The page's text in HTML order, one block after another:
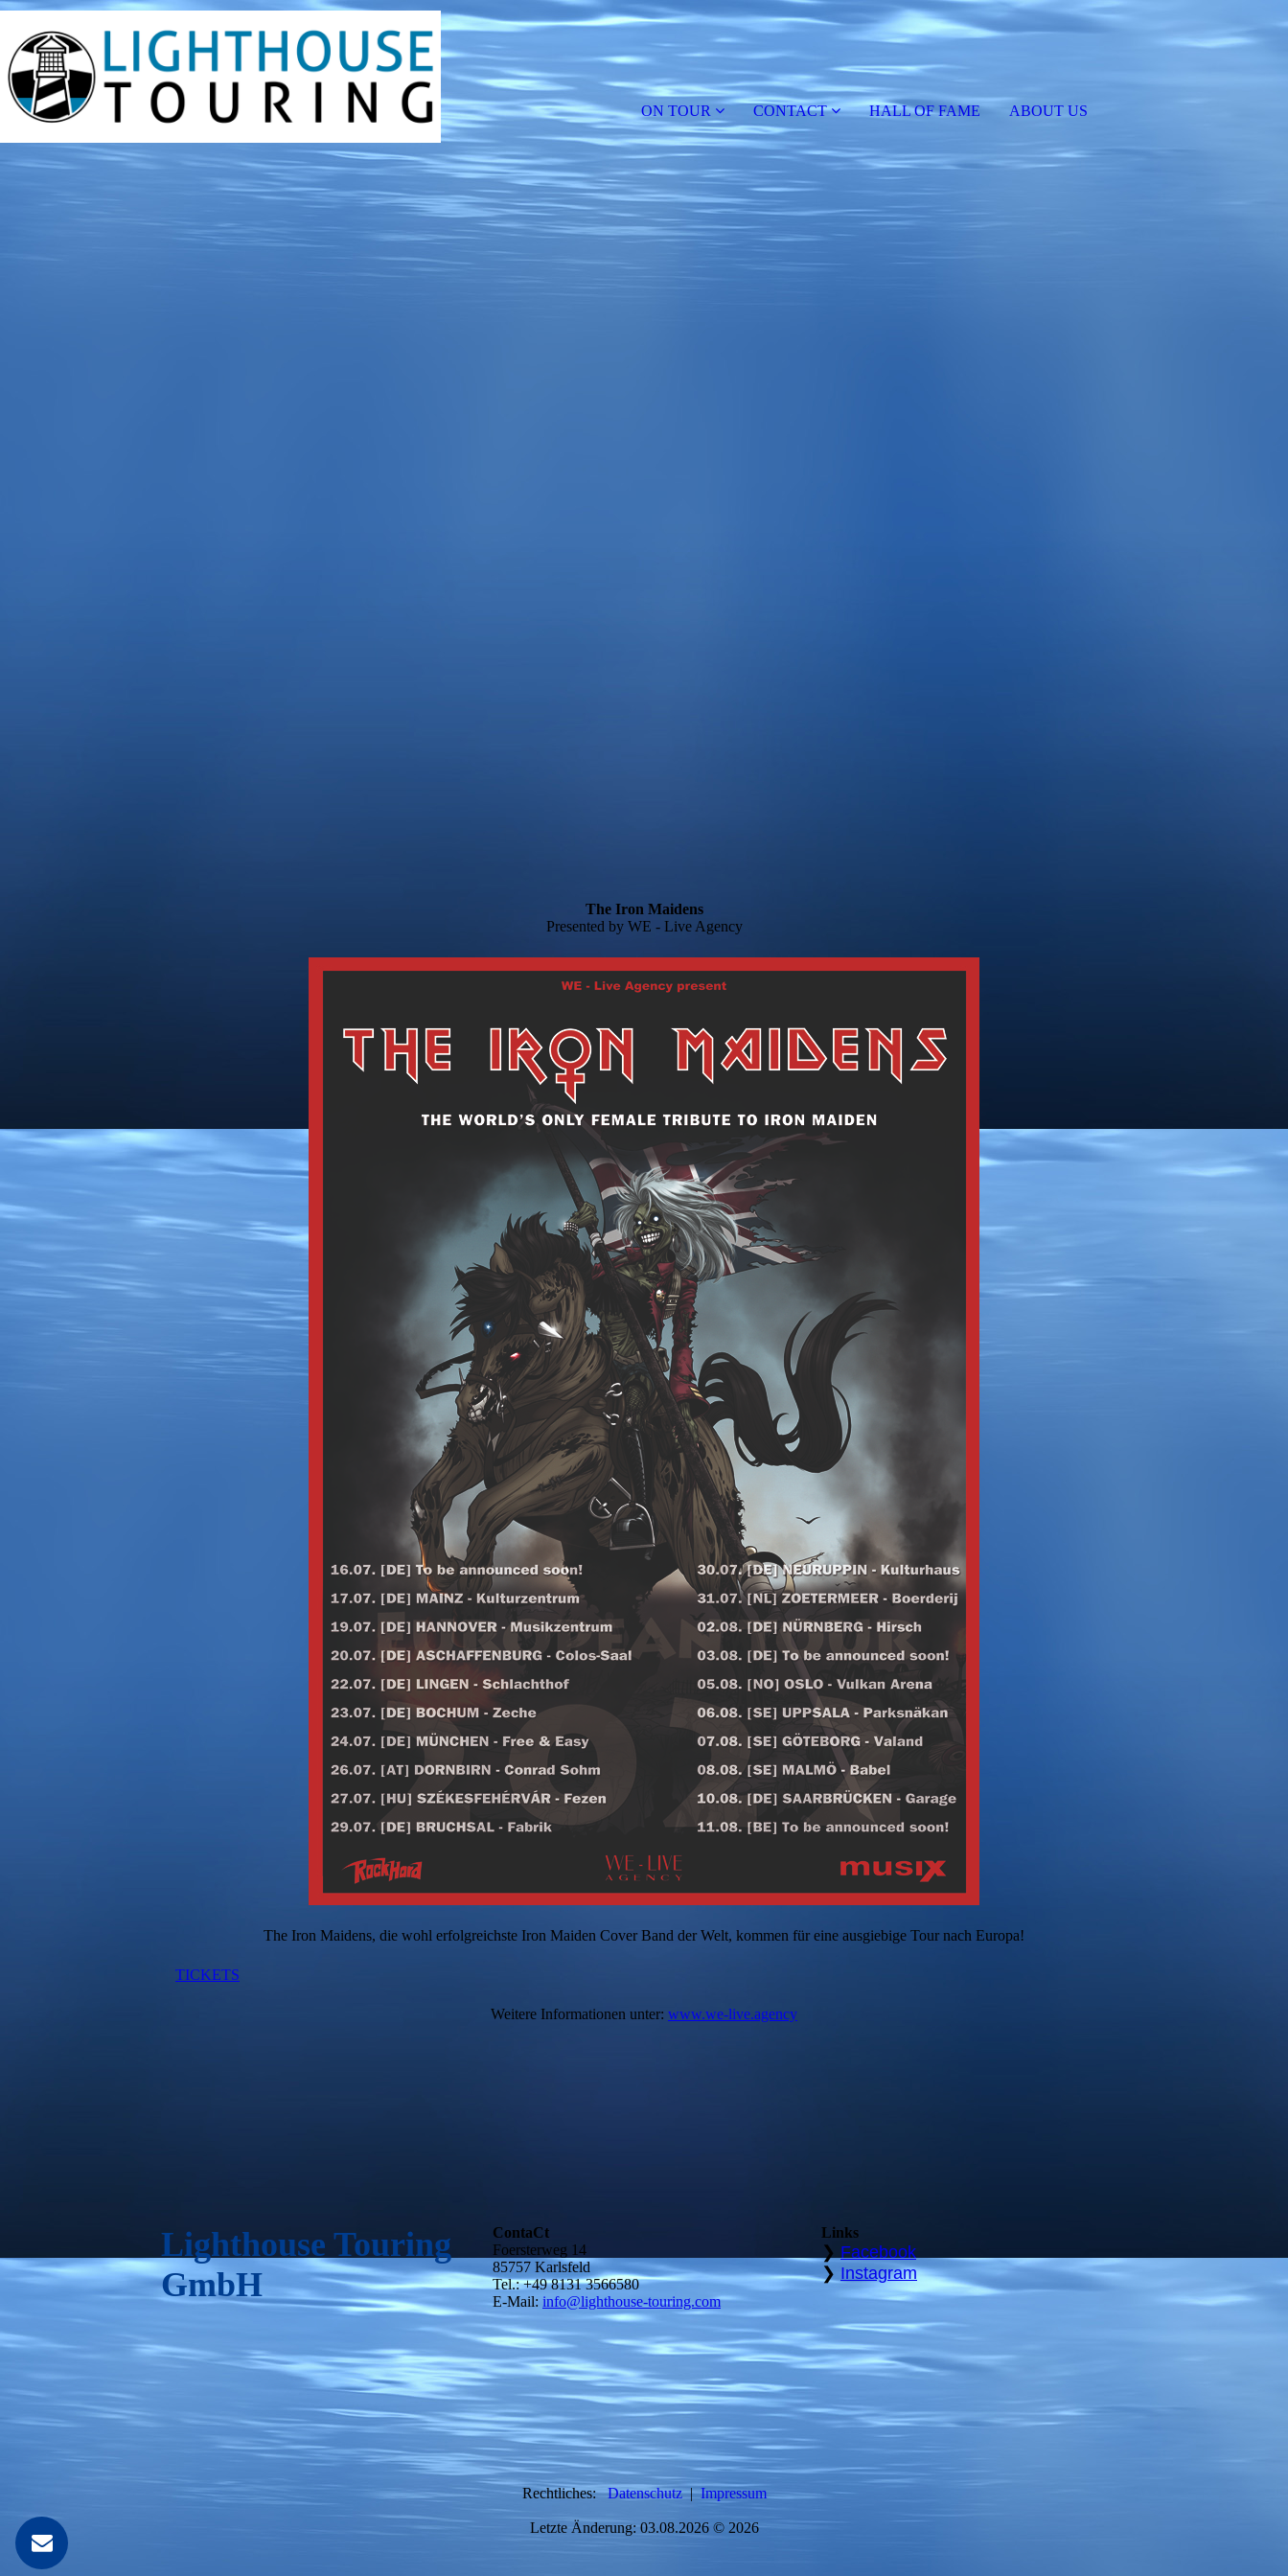
ON TOUR CONTACT HALL OF FAME ABOUT US
The Iron Maidens
Presented by WE - Live Agency
The Iron Maidens, die wohl erfolgreichste Iron Maiden Cover Band der Welt, kommen für eine ausgiebige Tour nach Europa!
TICKETS
Weitere Informationen unter: www.we-live.agency
Lighthouse Touring
GmbH
ContaCt
Foersterweg 14
85757 Karlsfeld
Tel.: +49 8131 3566580
E-Mail: info@lighthouse-touring.com
Links
❯ Facebook
❯ Instagram
Rechtliches:Datenschutz |Impressum
Letzte Änderung: 03.08.2026 © 2026